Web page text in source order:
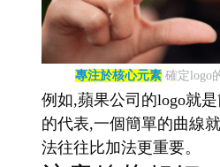
專注於核心元素確定logo
例如,蘋果公司的logo就
的代表,一個簡單的曲線
法往往比加法更重要。